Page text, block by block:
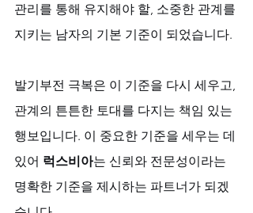
관리를 통해 유지해야 할, 소중한 관계를
지키는 남자의 기본 기준이 되었습니다.
발기부전 극복은 이 기준을 다시 세우고,
관계의 튼튼한 토대를 다지는 책임 있는
행보입니다. 이 중요한 기준을 세우는 데
있어 럭스비아는 신뢰와 전문성이라는
명확한 기준을 제시하는 파트너가 되겠